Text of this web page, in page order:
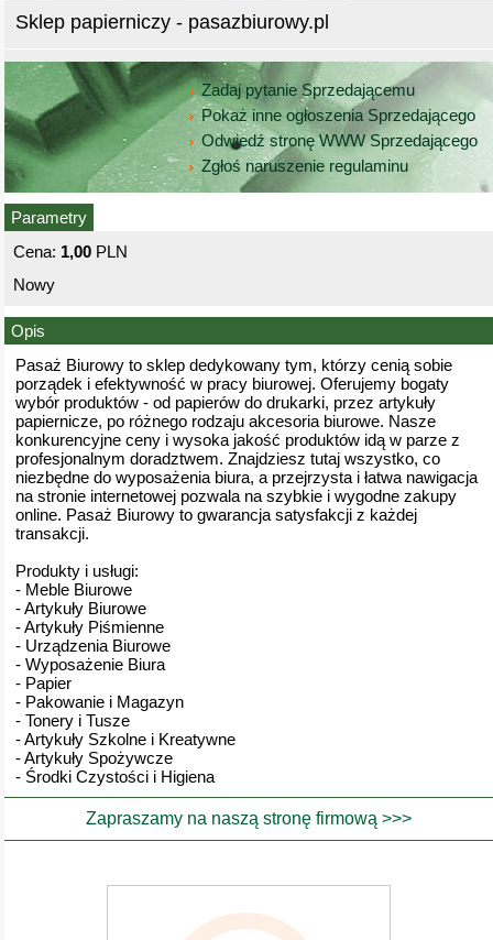
Sklep papierniczy - pasazbiurowy.pl
Zadaj pytanie Sprzedającemu
Pokaż inne ogłoszenia Sprzedającego
Odwiedź stronę WWW Sprzedającego
Zgłoś naruszenie regulaminu
Parametry
Cena: 1,00 PLN
Nowy
Opis
Pasaż Biurowy to sklep dedykowany tym, którzy cenią sobie
porządek i efektywność w pracy biurowej. Oferujemy bogaty
wybór produktów - od papierów do drukarki, przez artykuły
papiernicze, po różnego rodzaju akcesoria biurowe. Nasze
konkurencyjne ceny i wysoka jakość produktów idą w parze z
profesjonalnym doradztwem. Znajdziesz tutaj wszystko, co
niezbędne do wyposażenia biura, a przejrzysta i łatwa nawigacja
na stronie internetowej pozwala na szybkie i wygodne zakupy
online. Pasaż Biurowy to gwarancja satysfakcji z każdej
transakcji.
Produkty i usługi:
- Meble Biurowe
- Artykuły Biurowe
- Artykuły Piśmienne
- Urządzenia Biurowe
- Wyposażenie Biura
- Papier
- Pakowanie i Magazyn
- Tonery i Tusze
- Artykuły Szkolne i Kreatywne
- Artykuły Spożywcze
- Środki Czystości i Higiena
Zapraszamy na naszą stronę firmową >>>